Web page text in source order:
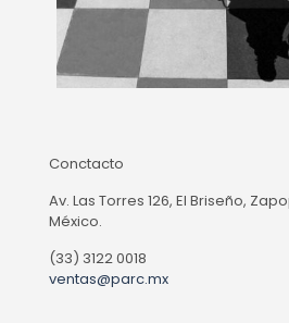
Conctacto
Av. Las Torres 126, El Briseño,
México.
(33) 3122 0018
ventas@parc.mx